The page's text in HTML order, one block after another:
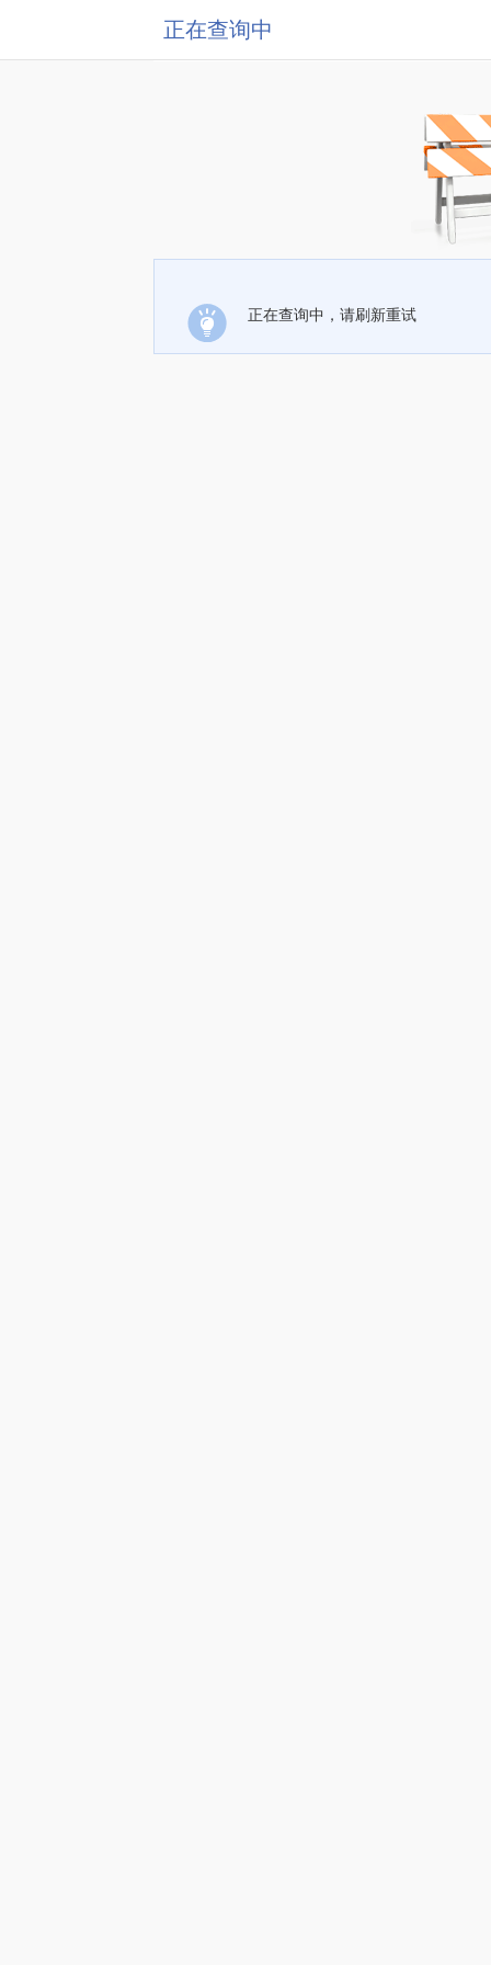
正在查询中
正在查询中，请刷新重试